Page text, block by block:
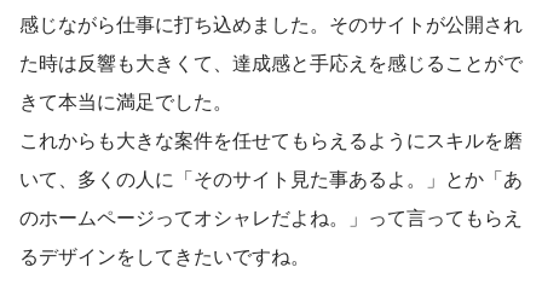
感じながら仕事に打ち込めました。そのサイトが公開され
た時は反響も大きくて、達成感と手応えを感じることがで
きて本当に満足でした。
これからも大きな案件を任せてもらえるようにスキルを磨
いて、多くの人に「そのサイト見た事あるよ。」とか「あ
のホームページってオシャレだよね。」って言ってもらえ
るデザインをしてきたいですね。